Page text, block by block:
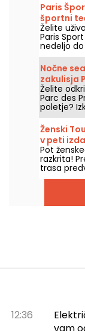
Paris
športni
Želite
Paris
nedeljo
Nočne
zakulisja
Želite
Parc des
poletje?
do
poletje
Ženski
v peti
Pot
razkrita!
trasa
ciljem v
12:36
vam